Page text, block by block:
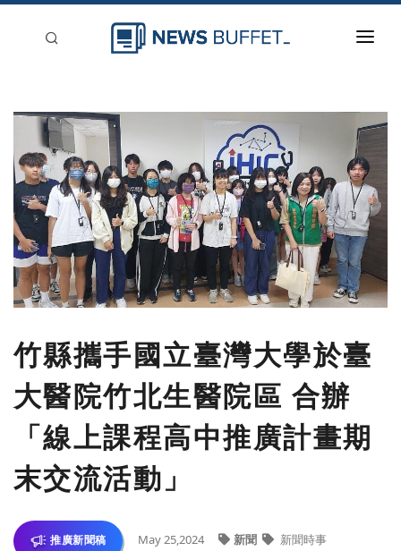
新聞稿分類
登入
刊登
竹縣攜手國立臺灣大學於臺
大醫院竹北生醫院區 合辦
「線上課程高中推廣計畫期
末交流活動」
推廣新聞稿 May 25,2024 新聞 新聞時事